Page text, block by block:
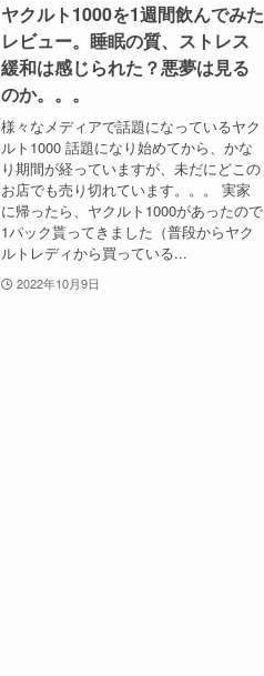
ヤクルト1000を1週間飲んでみた
レビュー。睡眠の質、ストレス
緩和は感じられた？悪夢は見る
のか。。。
様々なメディアで話題になっているヤク
ルト1000 話題になり始めてから、かな
り期間が経っていますが、未だにどこの
お店でも売り切れています。。。 実家
に帰ったら、ヤクルト1000があったので
1パック貰ってきました（普段からヤク
ルトレディから買っている...
2022年10月9日